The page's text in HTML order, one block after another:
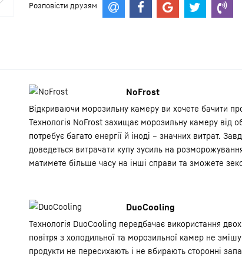
Розповісти друзям
NoFrost
Відкриваючи морозильну камеру ви хочете бачити
Технологія NoFrost захищає морозильну камеру від
потребує багато енергії й іноді – значних витрат.
доведеться витрачати купу зусиль на
матимете більше часу на інші справи та зможете
DuoCooling
Технологія DuoCooling передбачає використання
повітря з холодильної та морозильної камер не
продукти не пересихають і не вбирають сторонні